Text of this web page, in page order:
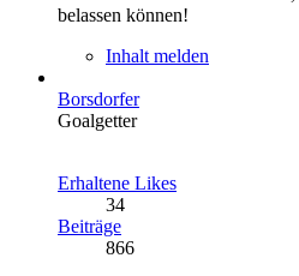
belassen können!
Inhalt melden
Borsdorfer
Goalgetter
Erhaltene Likes
34
Beiträge
866